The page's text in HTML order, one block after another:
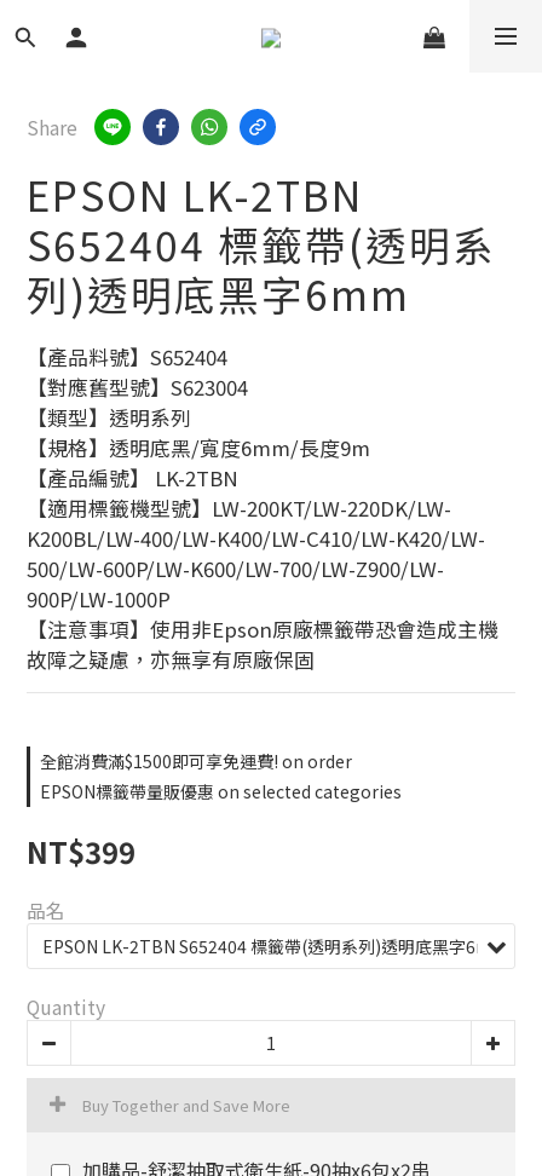
Share
EPSON LK-2TBN
S652404 標籤帶(透明系
列)透明底黑字6mm
【產品料號】S652404
【對應舊型號】S623004
【類型】透明系列
【規格】透明底黑/寬度6mm/長度9m
【產品編號】 LK-2TBN
【適用標籤機型號】LW-200KT/LW-220DK/LW-
K200BL/LW-400/LW-K400/LW-C410/LW-K420/LW-
500/LW-600P/LW-K600/LW-700/LW-Z900/LW-
900P/LW-1000P
【注意事項】使用非Epson原廠標籤帶恐會造成主機
故障之疑慮，亦無享有原廠保固
全館消費滿$1500即可享免運費! on order
EPSON標籤帶量販優惠 on selected categories
NT$399
品名
Quantity
Buy Together and Save More
加購品-舒潔抽取式衛生紙-90抽x6包x2串